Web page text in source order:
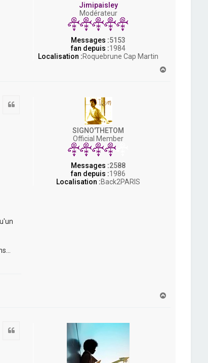
Jimipaisley
Modérateur
Messages :5153
fan depuis :1984
Localisation :Roquebrune Cap Martin
SIGNO'THETOM
Official Member
Messages :2588
fan depuis :1986
Localisation :Back2PARIS